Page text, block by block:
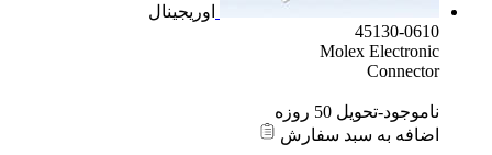
اوریجینال
45130-0610
Molex Electronic
Connector
ناموجود-تحویل 50 روزه
اضافه به سبد سفارش